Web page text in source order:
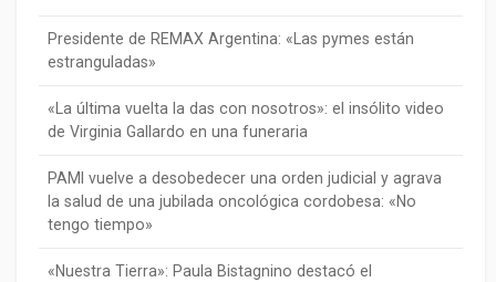
Presidente de REMAX Argentina: «Las pymes están
estranguladas»
«La última vuelta la das con nosotros»: el insólito video
de Virginia Gallardo en una funeraria
PAMI vuelve a desobedecer una orden judicial y agrava
la salud de una jubilada oncológica cordobesa: «No
tengo tiempo»
«Nuestra Tierra»: Paula Bistagnino destacó el